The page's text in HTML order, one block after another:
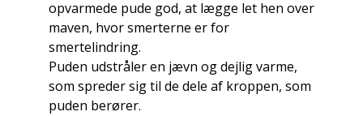
opvarmede pude god, at lægge let hen over
maven, hvor smerterne er for
smertelindring.
Puden udstråler en jævn og dejlig varme,
som spreder sig til de dele af kroppen, som
puden berører.